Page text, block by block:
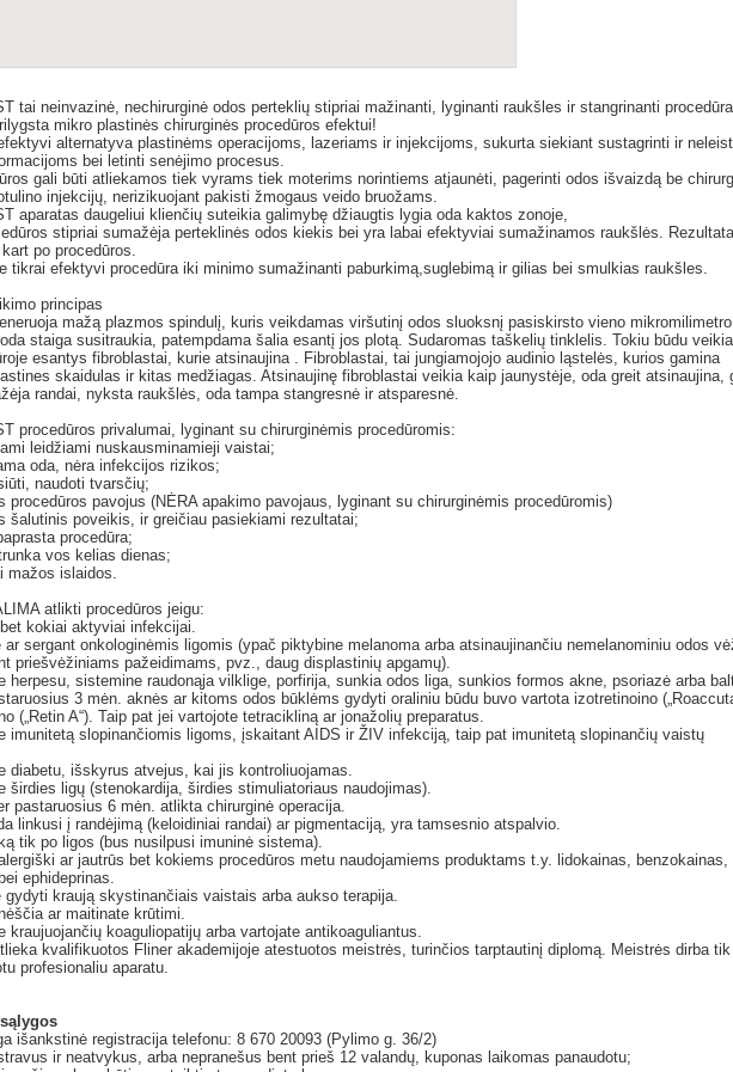
tai neinvazinė, nechirurginė odos perteklių stipriai mažinanti, lyginanti raukšles ir stangrinanti
mikro plastinės chirurginės procedūros efektui!
alternatyva plastinėms operacijoms, lazeriams ir injekcijoms, sukurta siekiant sustagrinti ir
bei letinti senėjimo procesus.
gali būti atliekamos tiek vyrams tiek moterims norintiems atjaunėti, pagerinti odos išvaizdą be
injekcijų, nerizikuojant pakisti žmogaus veido bruožams.
aparatas daugeliui klienčių suteikia galimybę džiaugtis lygia oda kaktos zonoje,
stipriai sumažėja perteklinės odos kiekis bei yra labai efektyviai sumažinamos raukšlės.
po procedūros.
tikrai efektyvi procedūra iki minimo sumažinanti paburkimą,suglebimą ir gilias bei smulkias raukšles.
principas
mažą plazmos spindulį, kuris veikdamas viršutinį odos sluoksnį pasiskirsto vieno
staiga susitraukia, patempdama šalia esantį jos plotą. Sudaromas taškelių tinklelis. Tokiu būdu
esantys fibroblastai, kurie atsinaujina . Fibroblastai, tai jungiamojojo audinio ląstelės, kurios gamina
skaidulas ir kitas medžiagas. Atsinaujinę fibroblastai veikia kaip jaunystėje, oda greit atsinaujina,
randai, nyksta raukšlės, oda tampa stangresnė ir atsparesnė.
procedūros privalumai, lyginant su chirurginėmis procedūromis:
leidžiami nuskausminamieji vaistai;
oda, nėra infekcijos rizikos;
naudoti tvarsčių;
pavojus (NĖRA apakimo pavojaus, lyginant su chirurginėmis procedūromis)
poveikis, ir greičiau pasiekiami rezultatai;
procedūra;
vos kelias dienas;
mažos islaidos.
atlikti procedūros jeigu:
kokiai aktyviai infekcijai.
onkologinėmis ligomis (ypač piktybine melanoma arba atsinaujinančiu nemelanominiu odos
priešvėžiniams pažeidimams, pvz., daug displastinių apgamų).
sistemine raudonąja vilklige, porfirija, sunkia odos liga, sunkios formos akne, psoriazė arba
3 mėn. aknės ar kitoms odos būklėms gydyti oraliniu būdu buvo vartota izotretinoino
(„Retin A“). Taip pat jei vartojote tetracikliną ar jonažolių preparatus.
slopinančiomis ligoms, įskaitant AIDS ir ŽIV infekciją, taip pat imunitetą slopinančių vaistų
išskyrus atvejus, kai jis kontroliuojamas.
ligų (stenokardija, širdies stimuliatoriaus naudojimas).
6 mėn. atlikta chirurginė operacija.
į randėjimą (keloidiniai randai) ar pigmentaciją, yra tamsesnio atspalvio.
po ligos (bus nusilpusi imuninė sistema).
ar jautrūs bet kokiems procedūros metu naudojamiems produktams t.y. lidokainas, benzokainas,
ephideprinas.
kraują skystinančiais vaistais arba aukso terapija.
ar maitinate krūtimi.
koaguliopatijų arba vartojate antikoaguliantus.
kvalifikuotos Fliner akademijoje atestuotos meistrės, turinčios tarptautinį diplomą. Meistrės dirba
profesionaliu aparatu.
išankstinė registracija telefonu: 8 670 20093 (Pylimo g. 36/2)
ir neatvykus, arba nepranešus bent prieš 12 valandų, kuponas laikomas panaudotu;